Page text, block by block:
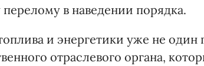
в наведении порядка.
и энергетики уже не один
отраслевого органа,